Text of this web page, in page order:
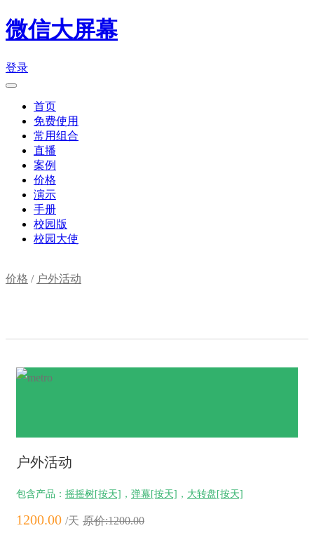
微信大屏幕
登录
首页
免费使用
常用组合
直播
案例
价格
演示
手册
校园版
校园大使
价格 / 户外活动
户外活动
包含产品： 摇摇树[按天] ， 弹幕[按天] ， 大转盘[按天]
1200.00 /天 原价:1200.00